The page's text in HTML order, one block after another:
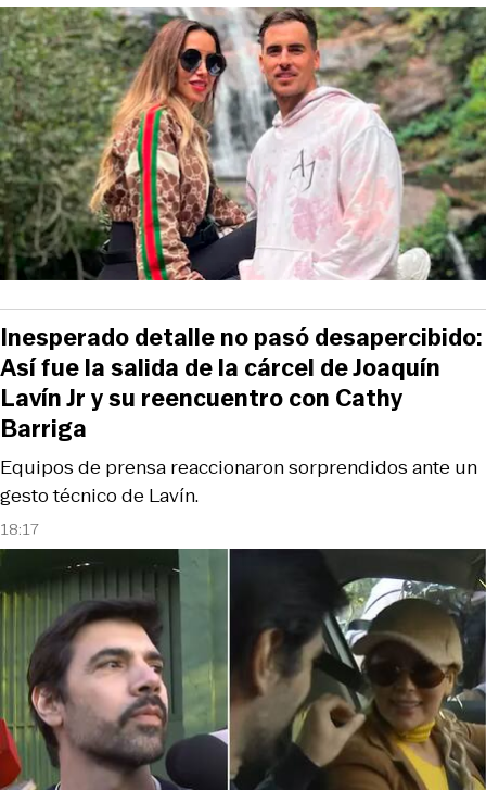
18:17
Equipos de prensa reaccionaron sorprendidos ante un
gesto técnico de Lavín.
Inesperado detalle no pasó desapercibido:
Así fue la salida de la cárcel de Joaquín
Lavín Jr y su reencuentro con Cathy
Barriga